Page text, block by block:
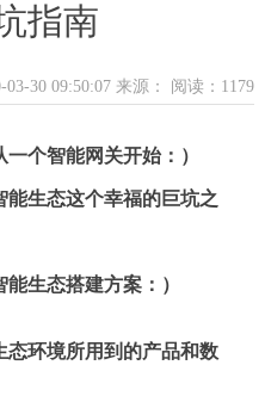
指南
03-30 09:50:07 来源： 阅读：1179
个智能网关开始：）
生态这个幸福的巨坑之
生态搭建方案：）
态环境所用到的产品和数